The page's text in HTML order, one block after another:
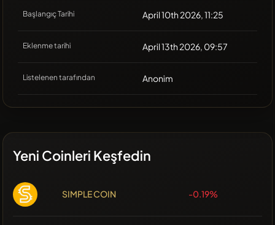
Başlangıç Tarihi April 10th 2026, 11:25
Eklenme tarihi April 13th 2026, 09:57
Listelenen tarafından Anonim
Yeni Coinleri Keşfedin
SIMPLE COIN -0.19%